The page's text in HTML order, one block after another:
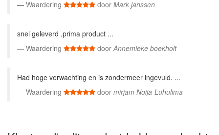
Waardering
door Mark janssen
snel geleverd ,prima product ...
Waardering
doorAnnemieke boekholt
Had hoge verwachting en is zondermeer ingevuld. ...
Waardering
door mirjam Noija-Luhulima